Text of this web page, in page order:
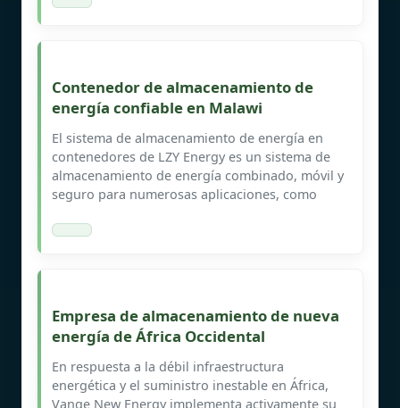
Contenedor de almacenamiento de
energía confiable en Malawi
El sistema de almacenamiento de energía en
contenedores de LZY Energy es un sistema de
almacenamiento de energía combinado, móvil y
seguro para numerosas aplicaciones, como
Empresa de almacenamiento de nueva
energía de África Occidental
En respuesta a la débil infraestructura
energética y el suministro inestable en África,
Vange New Energy implementa activamente su